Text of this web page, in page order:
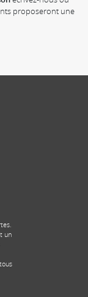
proposeront une
un